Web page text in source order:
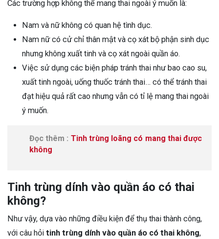
Các trường hợp không thể mang thai ngoài ý muốn là:
Nam và nữ không có quan hệ tình dục.
Nam nữ có cử chỉ thân mật và cọ xát bộ phận sinh dục
nhưng không xuất tinh và cọ xát ngoài quần áo.
Việc sử dụng các biện pháp tránh thai như bao cao su,
xuất tinh ngoài, uống thuốc tránh thai… có thể tránh thai
đạt hiệu quả rất cao nhưng vẫn có tỉ lệ mang thai ngoài
ý muốn.
Đọc thêm : Tinh trùng loãng có mang thai được
không
Tinh trùng dính vào quần áo có thai
không?
Như vậy, dựa vào những điều kiện để thụ thai thành công,
với câu hỏi tinh trùng dính vào quần áo có thai không,